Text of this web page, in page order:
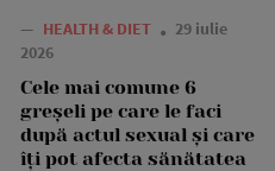
— HEALTH & DIET
29 iulie
2026
Cele mai comune 6
greșeli pe care le faci
după actul sexual și care
îți pot afecta sănătatea